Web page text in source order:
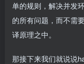
单的规则，解决并发
的所有问题，而不需
译原理之中。
那接下来我们就说说